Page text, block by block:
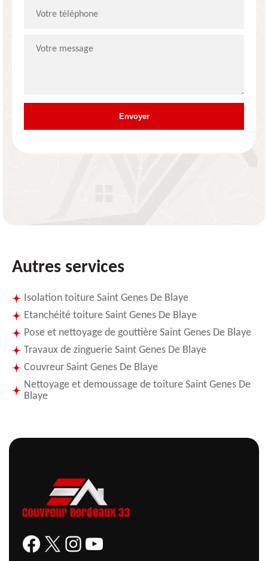
Autres services
Isolation toiture Saint Genes De Blaye
Etanchéité toiture Saint Genes De Blaye
Pose et nettoyage de gouttière Saint Genes De Blaye
Travaux de zinguerie Saint Genes De Blaye
Couvreur Saint Genes De Blaye
Nettoyage et demoussage de toiture Saint Genes De
Blaye